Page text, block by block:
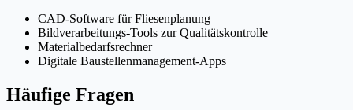
CAD-Software für Fliesenplanung
Bildverarbeitungs-Tools zur Qualitätskontrolle
Materialbedarfsrechner
Digitale Baustellenmanagement-Apps
Häufige Fragen